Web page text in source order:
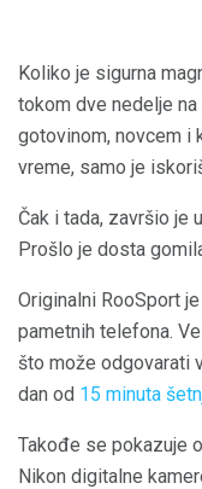
Koliko je sigurna
tokom dve nedelje
gotovinom, novcem i
vreme, samo je
Čak i tada, završio je
Prošlo je dosta
Originalni RooSport
pametnih telefona.
što može odgovarati
dan od 15 minuta
Takođe se pokazuje
Nikon digitalne